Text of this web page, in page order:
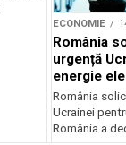
ECONOMIE
România
urgență
energie
crizei
România
Ucrainei
România a